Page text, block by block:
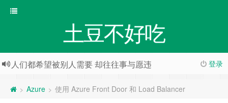
土豆不好吃
登录
人们都希望被别人需要 却往往事与愿违
> Azure > 使用 Azure Front Door 和 Load Balancer